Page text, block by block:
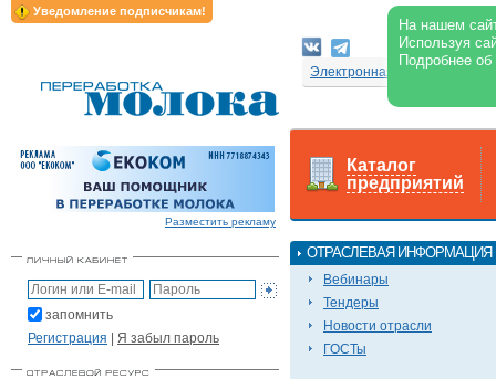
Уведомление подписчикам!
На нашем
Используя
Подробнее
Электронная версия
Разместить рекламу
запомнить
Регистрация | Я забыл пароль
Каталог
предприятий
ОТРАСЛЕВАЯ ИНФОРМАЦИЯ
Вебинары
Тендеры
Новости отрасли
ГОСТы